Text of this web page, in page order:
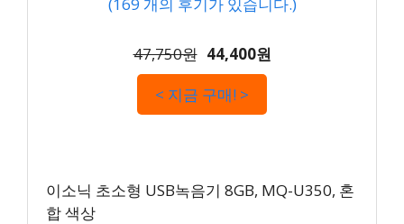
47,750원 44,400원
< 지금 구매! >
이소닉 초소형 USB녹음기 8GB, MQ-U350, 혼
합 색상